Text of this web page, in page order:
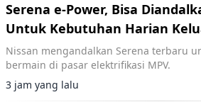
Serena e-Power, Bisa
Untuk Kebutuhan Harian
Nissan mengandalkan Serena terbaru
bermain di pasar elektrifikasi MPV.
3 jam yang lalu